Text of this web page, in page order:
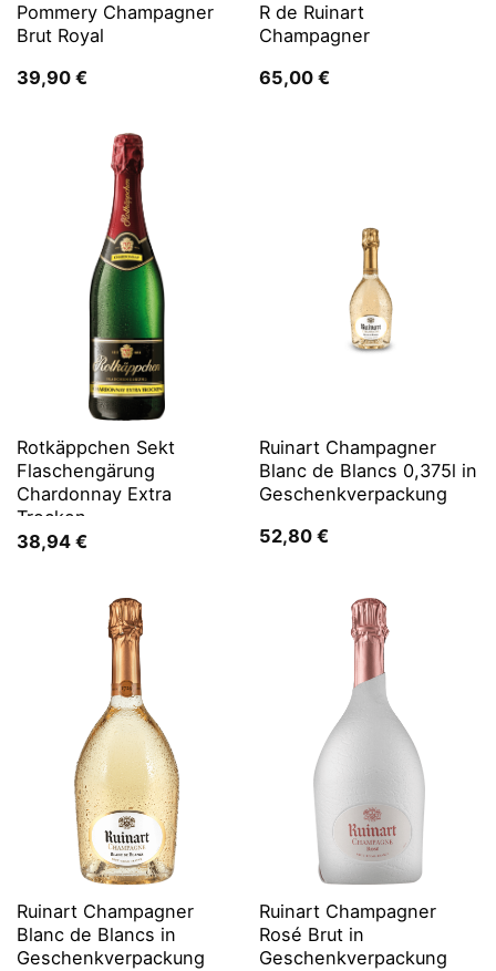
Pommery Champagner
Brut Royal
39,90 €
R de Ruinart
Champagner
65,00 €
Rotkäppchen Sekt
Flaschengärung
Chardonnay Extra
Trocken
38,94 €
Ruinart Champagner
Blanc de Blancs 0,375l in
Geschenkverpackung
52,80 €
Ruinart Champagner
Blanc de Blancs in
Geschenkverpackung
Ruinart Champagner
Rosé Brut in
Geschenkverpackung